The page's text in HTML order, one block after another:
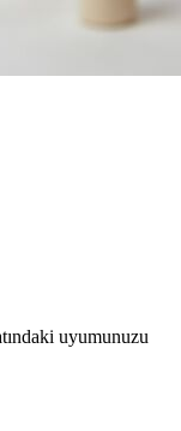
uyumunuzu